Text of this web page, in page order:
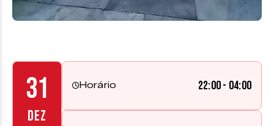
31
DEZ
Horário 22:00 - 04:00